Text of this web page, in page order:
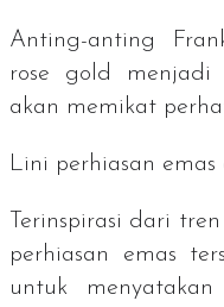
Anting-anting
rose gold
akan memikat
Lini perhiasan emas
Terinspirasi dari
perhiasan emas
untuk